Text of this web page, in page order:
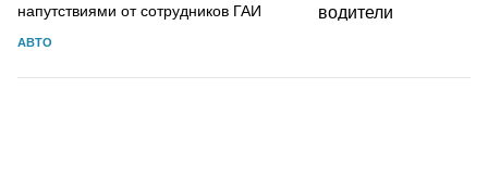
напутствиями от сотрудников ГАИ
АВТО